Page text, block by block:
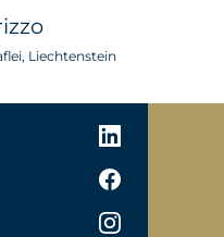
Liechtenstein